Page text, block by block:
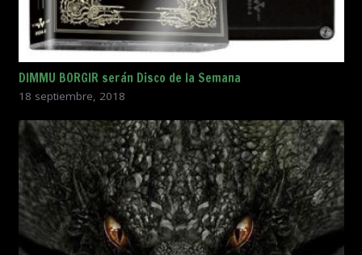
DIMMU BORGIR serán Disco de la Semana
18 septiembre, 2018